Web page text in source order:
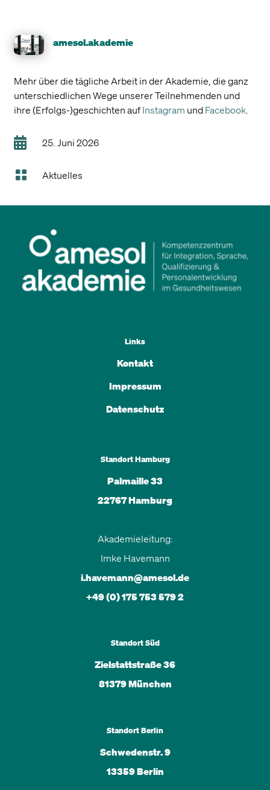
amesol.akademie
Mehr über die tägliche Arbeit in der Akademie, die ganz
unterschiedlichen Wege unserer Teilnehmenden und
ihre (Erfolgs-)geschichten auf Instagram und Facebook.
 25. Juni 2026
 Aktuelles
Links
Kontakt
Impressum
Datenschutz
Standort Hamburg
Palmaille 33
22767 Hamburg
Akademieleitung:
Imke Havemann
i.havemann@amesol.de
+49 (0) 175 753 579 2
Standort Süd
Zielstattstraße 36
81379 München
Standort Berlin
Schwedenstr. 9
13359 Berlin